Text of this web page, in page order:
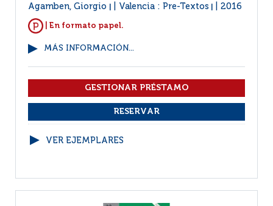
Agamben, Giorgio Valencia : Pre-Textos 2016
| En formato papel.
MÁS INFORMACIÓN...
VER EJEMPLARES